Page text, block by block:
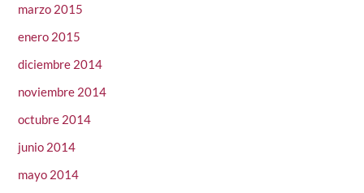
marzo 2015
enero 2015
diciembre 2014
noviembre 2014
octubre 2014
junio 2014
mayo 2014